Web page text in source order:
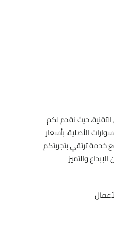
حيث نقدم لكم
الأصلية، بأسعار
خدمة ترتقي بتجربتكم
والتميز